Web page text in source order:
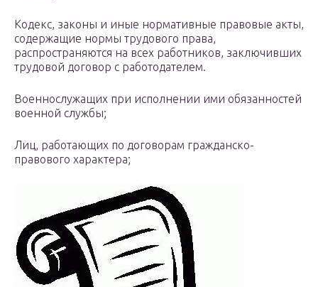
Кодекс, законы и иные нормативные правовые акты,
содержащие нор­мы трудового права,
распространяются на всех работников, заключивших
трудовой договор с работодателем.
Военнослужащих при исполнении ими обязанностей
военной службы;
Лиц, работающих по договорам гражданско-
правового характера;